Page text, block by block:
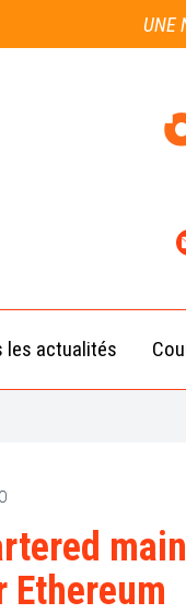
UNE
les actualités
Ethereum